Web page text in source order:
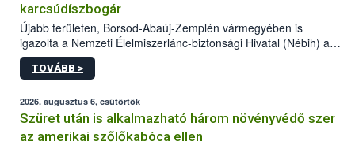
karcsúdíszbogár
Újabb területen, Borsod-Abaúj-Zemplén vármegyében is
igazolta a Nemzeti Élelmiszerlánc-biztonsági Hivatal (Nébih) a
kőrisrontó karcsúdíszbogár (Agrilus planipennis) jelenlétét. A
kártevőt nem csak színcsapdában találták meg, de már fertőzött
az intenzív felderítést, emellett az intézkedéseket a szlovák
hatósággal is összehangolják a terjedés megállítása érdekében.
TOVÁBB >
2026. augusztus 6, csütörtök
Szüret után is alkalmazható három növényvédő szer
az amerikai szőlőkabóca ellen